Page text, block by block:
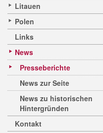
Litauen
Polen
Links
News
Presseberichte
News zur Seite
News zu historischen
Hintergründen
Kontakt